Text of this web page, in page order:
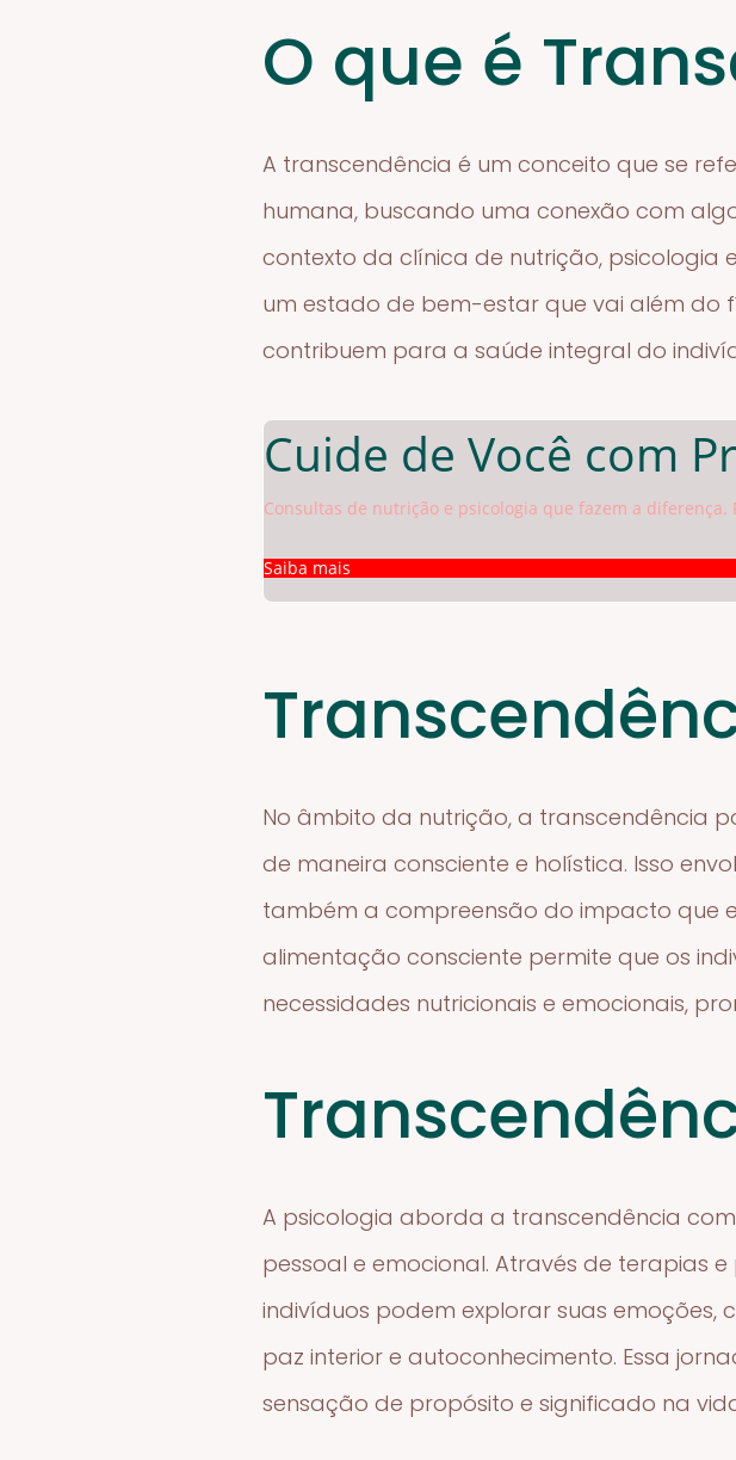
O que é
A transcendência é um conceito que se
humana, buscando uma conexão com
contexto da clínica de nutrição, psicologia
um estado de bem-estar que vai além do
contribuem para a saúde integral do
Cuide de Você com
Consultas de nutrição e psicologia que fazem a
Saiba mais
No âmbito da nutrição, a transcendência
de maneira consciente e holística. Isso
também a compreensão do impacto que
alimentação consciente permite que os
necessidades nutricionais e emocionais,
A psicologia aborda a transcendência
pessoal e emocional. Através de terapias
indivíduos podem explorar suas
paz interior e autoconhecimento. Essa
sensação de propósito e significado na